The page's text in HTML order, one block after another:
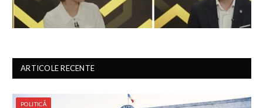
ARTICOLE RECENTE
POLITICĂ